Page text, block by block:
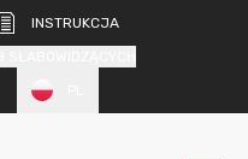
INSTRUKCJA